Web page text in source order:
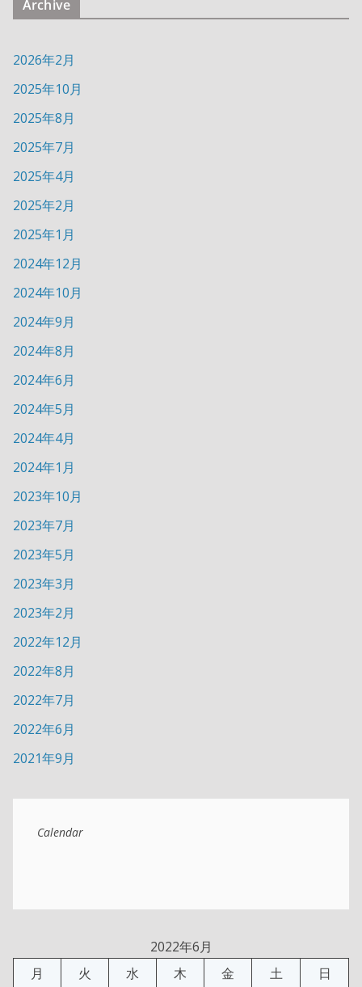
Archive
2026年2月
2025年10月
2025年8月
2025年7月
2025年4月
2025年2月
2025年1月
2024年12月
2024年10月
2024年9月
2024年8月
2024年6月
2024年5月
2024年4月
2024年1月
2023年10月
2023年7月
2023年5月
2023年3月
2023年2月
2022年12月
2022年8月
2022年7月
2022年6月
2021年9月
Calendar
2022年6月
月
火 水 木 金 土
日